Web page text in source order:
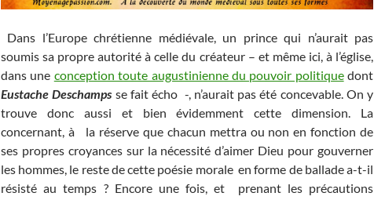
Dans l’Europe chrétienne médiévale, un prince qui n’aurait pas
soumis sa propre autorité à celle du créateur – et même ici, à l’église,
dans une conception toute augustinienne du pouvoir politiquedont
Eustache Deschamps se fait écho -, n’aurait pas été concevable. On y
trouve donc aussi et bien évidemment cette dimension. La
concernant, à la réserve que chacun mettra ou non en fonction de
ses propres croyances sur la nécessité d’aimer Dieu pour gouverner
les hommes, le reste de cette poésie morale en forme de ballade a-t-il
résisté au temps ? Encore une fois, et prenant les précautions